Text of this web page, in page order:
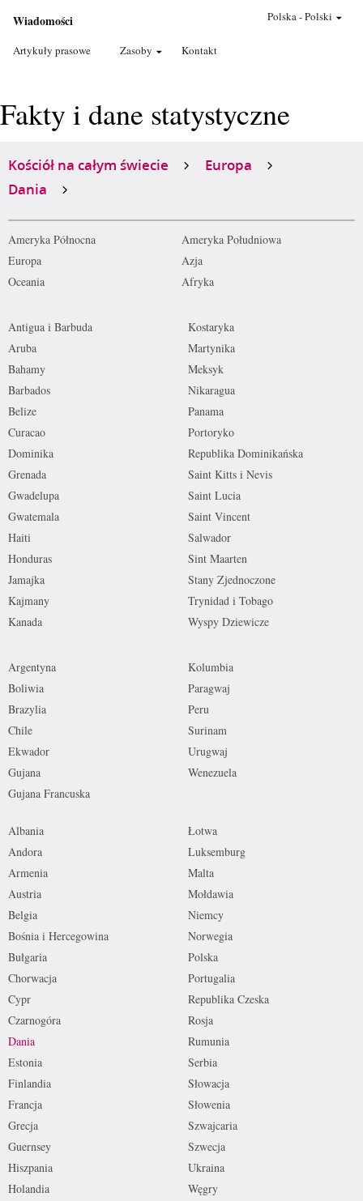
Wiadomości
Artykuły prasowe Zasoby Kontakt
Polska-Polski
Fakty i dane statystyczne
Kościół na całym świecie
Europa
Dania
Ameryka Północna
Ameryka Południowa
Europa
Azja
Oceania
Afryka
Antigua i Barbuda
Aruba
Bahamy
Barbados
Belize
Curacao
Dominika
Grenada
Gwadelupa
Gwatemala
Haiti
Honduras
Jamajka
Kajmany
Kanada
Kostaryka
Martynika
Meksyk
Nikaragua
Panama
Portoryko
Republika Dominikańska
Saint Kitts i Nevis
Saint Lucia
Saint Vincent
Salwador
Sint Maarten
Stany Zjednoczone
Trynidad i Tobago
Wyspy Dziewicze
Argentyna
Boliwia
Brazylia
Chile
Ekwador
Gujana
Gujana Francuska
Kolumbia
Paragwaj
Peru
Surinam
Urugwaj
Wenezuela
Albania
Andora
Armenia
Austria
Belgia
Bośnia i Hercegowina
Bułgaria
Chorwacja
Cypr
Czarnogóra
Dania
Estonia
Finlandia
Francja
Grecja
Guernsey
Hiszpania
Holandia
Łotwa
Luksemburg
Malta
Mołdawia
Niemcy
Norwegia
Polska
Portugalia
Republika Czeska
Rosja
Rumunia
Serbia
Słowacja
Słowenia
Szwajcaria
Szwecja
Ukraina
Węgry